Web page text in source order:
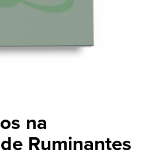
na
Ruminantes